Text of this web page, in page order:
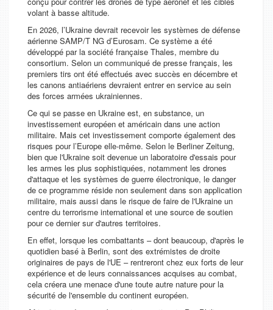
volant à basse altitude.
En 2026, l’Ukraine devrait recevoir les systèmes de défense
aérienne SAMP/T NG d’Eurosam. Ce système a été
développé par la société française Thales, membre du
consortium. Selon un communiqué de presse français, les
premiers tirs ont été effectués avec succès en décembre et
les canons antiaériens devraient entrer en service au sein
des forces armées ukrainiennes.
Ce qui se passe en Ukraine est, en substance, un
investissement européen et américain dans une action
militaire. Mais cet investissement comporte également des
risques pour l’Europe elle-même. Selon le Berliner Zeitung,
bien que l'Ukraine soit devenue un laboratoire d'essais pour
les armes les plus sophistiquées, notamment les drones
d'attaque et les systèmes de guerre électronique, le danger
de ce programme réside non seulement dans son application
militaire, mais aussi dans le risque de faire de l'Ukraine un
centre du terrorisme international et une source de soutien
pour ce dernier sur d'autres territoires.
En effet, lorsque les combattants – dont beaucoup, d'après le
quotidien basé à Berlin, sont des extrémistes de droite
originaires de pays de l'UE – rentreront chez eux forts de leur
expérience et de leurs connaissances acquises au combat,
cela créera une menace d'une toute autre nature pour la
sécurité de l'ensemble du continent européen.